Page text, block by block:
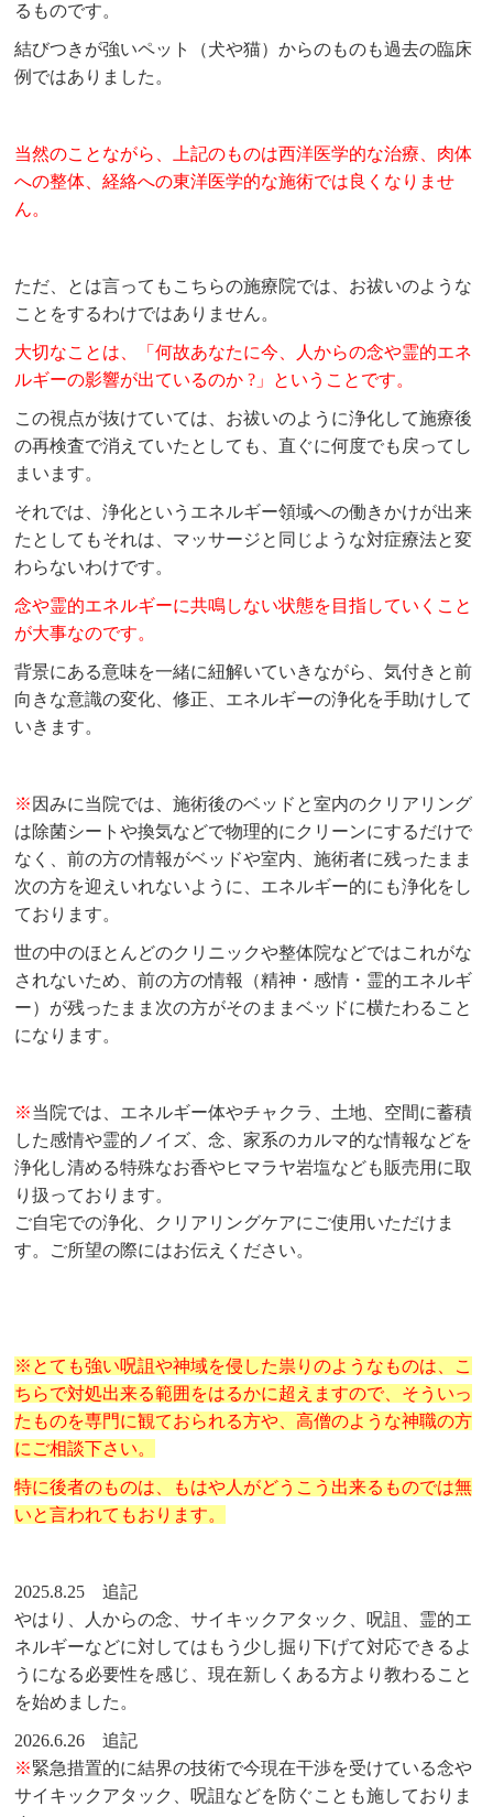
るものです。
結びつきが強いペット（犬や猫）からのものも過去の臨床
例ではありました。
当然のことながら、上記のものは西洋医学的な治療、肉体
への整体、経絡への東洋医学的な施術では良くなりませ
ん。
ただ、とは言ってもこちらの施療院では、お祓いのような
ことをするわけではありません。
大切なことは、「何故あなたに今、人からの念や霊的エネ
ルギーの影響が出ているのか ?」ということです。
この視点が抜けていては、お祓いのように浄化して施療後
の再検査で消えていたとしても、直ぐに何度でも戻ってし
まいます。
それでは、浄化というエネルギー領域への働きかけが出来
たとしてもそれは、マッサージと同じような対症療法と変
わらないわけです。
念や霊的エネルギーに共鳴しない状態を目指していくこと
が大事なのです。
背景にある意味を一緒に紐解いていきながら、気付きと前
向きな意識の変化、修正、エネルギーの浄化を手助けして
いきます。
※ 因みに当院では、施術後のベッドと室内のクリアリング
は除菌シートや換気などで物理的にクリーンにするだけで
なく、前の方の情報がベッドや室内、施術者に残ったまま
次の方を迎えいれないように、エネルギー的にも浄化をし
ております。
世の中のほとんどのクリニックや整体院などではこれがな
されないため、前の方の情報（精神・感情・霊的エネルギ
ー）が残ったまま次の方がそのままベッドに横たわること
になります。
※当院では、エネルギー体やチャクラ、土地、空間に蓄積
した感情や霊的ノイズ、念、家系のカルマ的な情報などを
浄化し清める特殊なお香やヒマラヤ岩塩なども販売用に取
り扱っております。
ご自宅での浄化、クリアリングケアにご使用いただけま
す。ご所望の際にはお伝えください。
※とても強い呪詛や神域を侵した祟りのようなものは、こ
ちらで対処出来る範囲をはるかに超えますので、そういっ
たものを専門に観ておられる方や、高僧のような神職の方
にご相談下さい。
特に後者のものは、もはや人がどうこう出来るものでは無
いと言われてもおります。
2025.8.25 追記
やはり、人からの念、サイキックアタック、呪詛、霊的エ
ネルギーなどに対してはもう少し掘り下げて対応できるよ
うになる必要性を感じ、現在新しくある方より教わること
を始めました。
2026.6.26 追記
※緊急措置的に結界の技術で今現在干渉を受けている念や
サイキックアタック、呪詛などを防ぐことも施しておりま